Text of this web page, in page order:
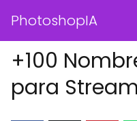
PhotoshopIA
+100
para